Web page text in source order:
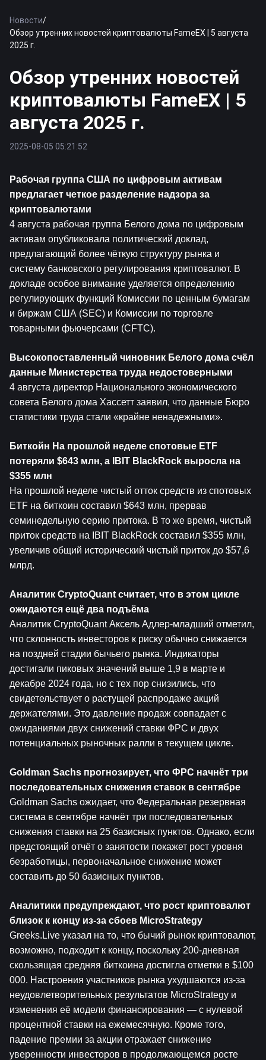
Новости/
Обзор утренних новостей криптовалюты FameEX | 5 августа
2025 г.
Обзор утренних новостей
криптовалюты FameEX | 5
августа 2025 г.
2025-08-05 05:21:52
Рабочая группа США по цифровым активам
предлагает четкое разделение надзора за
криптовалютами
4 августа рабочая группа Белого дома по цифровым
активам опубликовала политический доклад,
предлагающий более чёткую структуру рынка и
систему банковского регулирования криптовалют. В
докладе особое внимание уделяется определению
регулирующих функций Комиссии по ценным бумагам
и биржам США (SEC) и Комиссии по торговле
товарными фьючерсами (CFTC).
Высокопоставленный чиновник Белого дома счёл
данные Министерства труда недостоверными
4 августа директор Национального экономического
совета Белого дома Хассетт заявил, что данные Бюро
статистики труда стали «крайне ненадежными».
Биткойн На прошлой неделе спотовые ETF
потеряли $643 млн, а IBIT BlackRock выросла на
$355 млн
На прошлой неделе чистый отток средств из спотовых
ETF на биткоин составил $643 млн, прервав
семинедельную серию притока. В то же время, чистый
приток средств на IBIT BlackRock составил $355 млн,
увеличив общий исторический чистый приток до $57,6
млрд.
Аналитик CryptoQuant считает, что в этом цикле
ожидаются ещё два подъёма
Аналитик CryptoQuant Аксель Адлер-младший отметил,
что склонность инвесторов к риску обычно снижается
на поздней стадии бычьего рынка. Индикаторы
достигали пиковых значений выше 1,9 в марте и
декабре 2024 года, но с тех пор снизились, что
свидетельствует о растущей распродаже акций
держателями. Это давление продаж совпадает с
ожиданиями двух снижений ставки ФРС и двух
потенциальных рыночных ралли в текущем цикле.
Goldman Sachs прогнозирует, что ФРС начнёт три
последовательных снижения ставок в сентябре
Goldman Sachs ожидает, что Федеральная резервная
система в сентябре начнёт три последовательных
снижения ставки на 25 базисных пунктов. Однако, если
предстоящий отчёт о занятости покажет рост уровня
безработицы, первоначальное снижение может
составить до 50 базисных пунктов.
Аналитики предупреждают, что рост криптовалют
близок к концу из-за сбоев MicroStrategy
Greeks.Live указал на то, что бычий рынок криптовалют,
возможно, подходит к концу, поскольку 200-дневная
скользящая средняя биткоина достигла отметки в $100
000. Настроения участников рынка ухудшаются из-за
неудовлетворительных результатов MicroStrategy и
изменения её модели финансирования — с нулевой
процентной ставки на ежемесячную. Кроме того,
падение премии за акции отражает снижение
уверенности инвесторов в продолжающемся росте